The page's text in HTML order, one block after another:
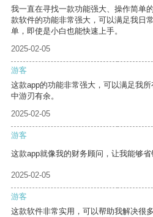
我一直在寻找一款功能强大、操作简单
款软件的功能非常强大，可以满足我日
单，即使是小白也能快速上手。
2025-02-05
游客
这款app的功能非常强大，可以满足我
中游刃有余。
2025-02-05
游客
这款app就像我的财务顾问，让我能够省
2025-02-05
游客
这款软件非常实用，可以帮助我解决很